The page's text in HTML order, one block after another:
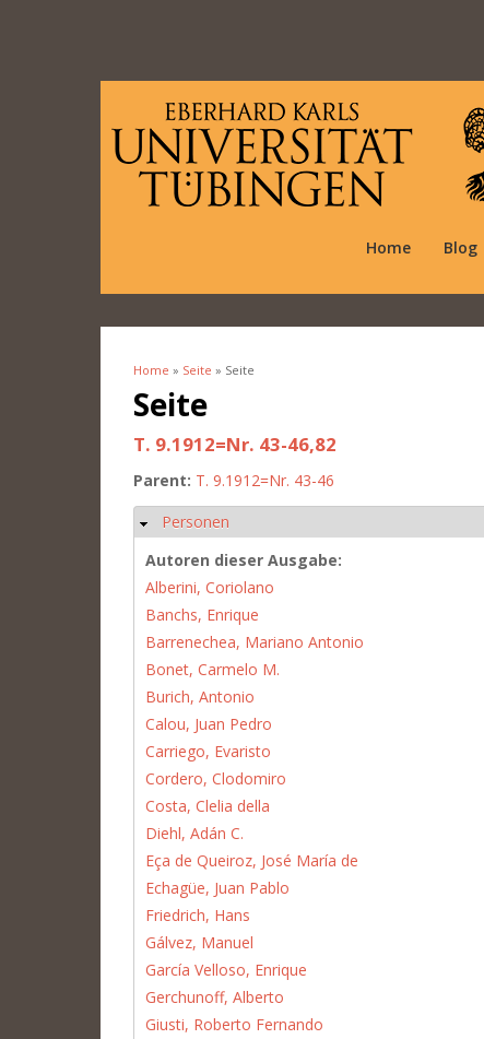
Home Blog
You are here
Home » Seite » Seite
Seite
T. 9.1912=Nr. 43-46,82
Parent: T. 9.1912=Nr. 43-46
Hide
Personen
Autoren dieser Ausgabe:
Alberini, Coriolano
Banchs, Enrique
Barrenechea, Mariano Antonio
Bonet, Carmelo M.
Burich, Antonio
Calou, Juan Pedro
Carriego, Evaristo
Cordero, Clodomiro
Costa, Clelia della
Diehl, Adán C.
Eça de Queiroz, José María de
Echagüe, Juan Pablo
Friedrich, Hans
Gálvez, Manuel
García Velloso, Enrique
Gerchunoff, Alberto
Giusti, Roberto Fernando